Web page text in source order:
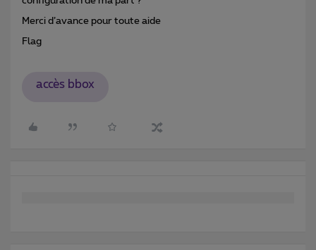
Merci d’avance pour toute aide
Flag
accès bbox